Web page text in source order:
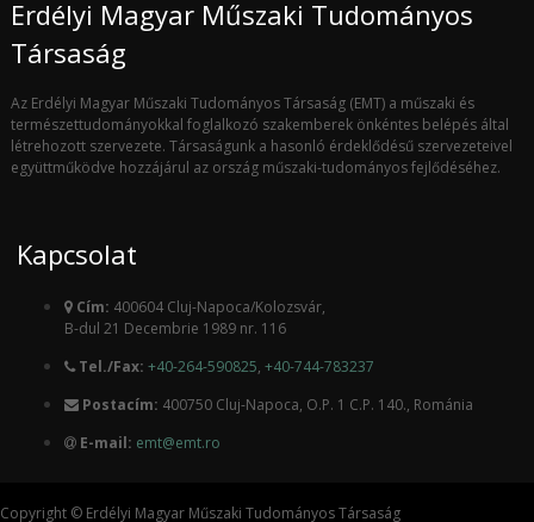
Erdélyi Magyar Műszaki Tudományos
Társaság
Az Erdélyi Magyar Műszaki Tudományos Társaság (EMT) a műszaki és
természettudományokkal foglalkozó szakemberek önkéntes belépés által
létrehozott szervezete. Társaságunk a hasonló érdeklődésű szervezeteivel
együttműködve hozzájárul az ország műszaki-tudományos fejlődéséhez.
Kapcsolat
Cím: 400604 Cluj-Napoca/Kolozsvár,
B-dul 21 Decembrie 1989 nr. 116
Tel./Fax: +40-264-590825, +40-744-783237
Postacím: 400750 Cluj-Napoca, O.P. 1 C.P. 140., Románia
E-mail: emt@emt.ro
Copyright © Erdélyi Magyar Műszaki Tudományos Társaság